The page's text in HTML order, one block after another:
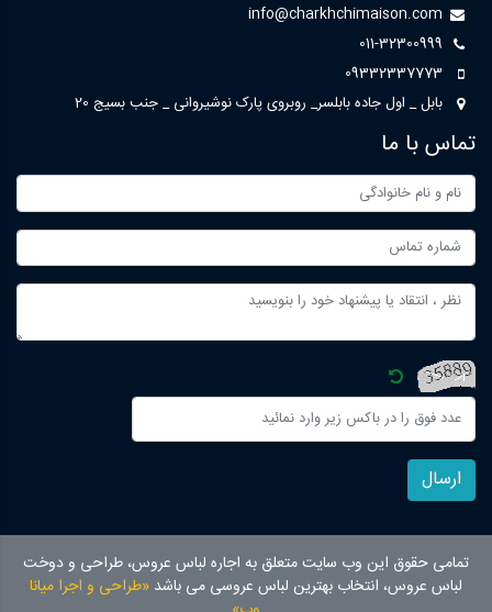
info@charkhchimaison.com
011-32300999
09332337773
بابل _ اول جاده بابلسر_ روبروی پارک نوشیروانی _ جنب بسیج 20
تماس با ما
ارسال
تمامی حقوق این وب سایت متعلق به اجاره لباس عروس، طراحی و دوخت
لباس عروس، انتخاب بهترین لباس عروسی می باشد «طراحی و اجرا میانا